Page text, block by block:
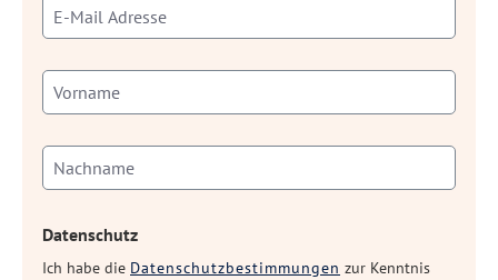
Datenschutz
Ich habe die Datenschutzbestimmungen zur Kenntnis